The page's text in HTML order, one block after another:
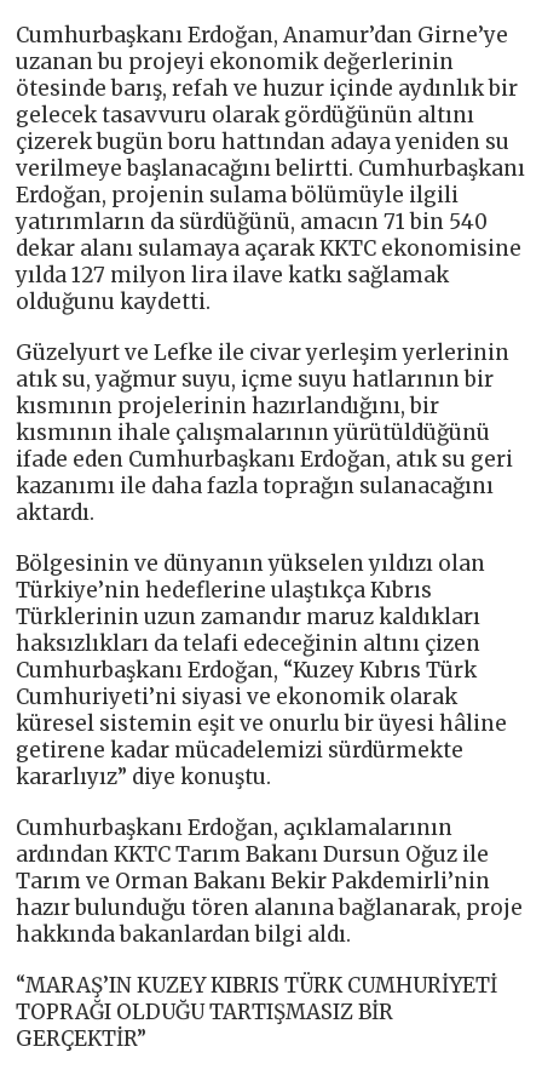
Cumhurbaşkanı Erdoğan, Anamur’dan Girne’ye
uzanan bu projeyi ekonomik değerlerinin
ötesinde barış, refah ve huzur içinde aydınlık bir
gelecek tasavvuru olarak gördüğünün altını
çizerek bugün boru hattından adaya yeniden su
verilmeye başlanacağını belirtti. Cumhurbaşkanı
Erdoğan, projenin sulama bölümüyle ilgili
yatırımların da sürdüğünü, amacın 71 bin 540
dekar alanı sulamaya açarak KKTC ekonomisine
yılda 127 milyon lira ilave katkı sağlamak
olduğunu kaydetti.
Güzelyurt ve Lefke ile civar yerleşim yerlerinin
atık su, yağmur suyu, içme suyu hatlarının bir
kısmının projelerinin hazırlandığını, bir
kısmının ihale çalışmalarının yürütüldüğünü
ifade eden Cumhurbaşkanı Erdoğan, atık su geri
kazanımı ile daha fazla toprağın sulanacağını
aktardı.
Bölgesinin ve dünyanın yükselen yıldızı olan
Türkiye’nin hedeflerine ulaştıkça Kıbrıs
Türklerinin uzun zamandır maruz kaldıkları
haksızlıkları da telafi edeceğinin altını çizen
Cumhurbaşkanı Erdoğan, “Kuzey Kıbrıs Türk
Cumhuriyeti’ni siyasi ve ekonomik olarak
küresel sistemin eşit ve onurlu bir üyesi hâline
getirene kadar mücadelemizi sürdürmekte
kararlıyız” diye konuştu.
Cumhurbaşkanı Erdoğan, açıklamalarının
ardından KKTC Tarım Bakanı Dursun Oğuz ile
Tarım ve Orman Bakanı Bekir Pakdemirli’nin
hazır bulunduğu tören alanına bağlanarak, proje
hakkında bakanlardan bilgi aldı.
“MARAŞ’IN KUZEY KIBRIS TÜRK CUMHURİYETİ
TOPRAĞI OLDUĞU TARTIŞMASIZ BİR
GERÇEKTİR”